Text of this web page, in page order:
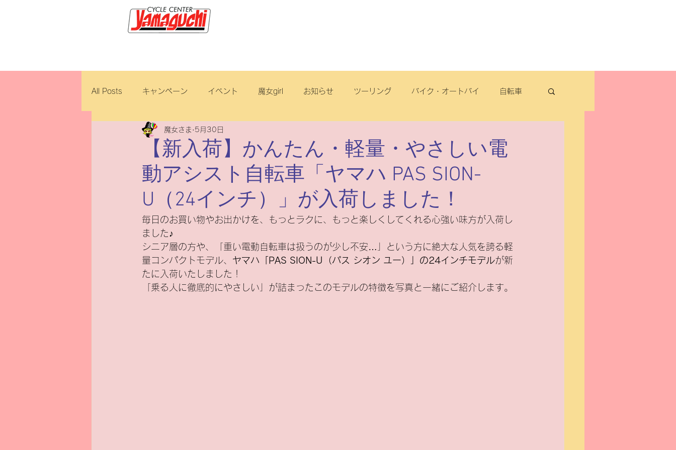
All Posts キャンペーン イベント 魔女girl お知らせ ツーリング バイク・オートバイ 自転車
新車・中古車 試乗車 オフロード
ロイヤルエンフィールド ブリヂストンサイクル 点検 ヤマハ 原付一種 パナソニック
修理・整備 ダートフリーク
新基準原付 電気バイク
【新入荷】かんたん・軽量・やさしい電
動アシスト自転車「ヤマハ PAS SION-
U（24インチ）」が入荷しました！
魔女さま 5月30日
毎日のお買い物やお出かけを、もっとラクに、もっと楽しくしてくれる心強い味方が入荷し
ました♪
シニア層の方や、「重い電動自転車は扱うのが少し不安…」という方に絶大な人気を誇る軽
量コンパクトモデル、 ヤマハ「PAS SION-U（パス シオン ユー）」の24インチモデルが新
たに入荷いたしました！
「乗る人に徹底的にやさしい」が詰まったこのモデルの特徴を写真と一緒にご紹介します。